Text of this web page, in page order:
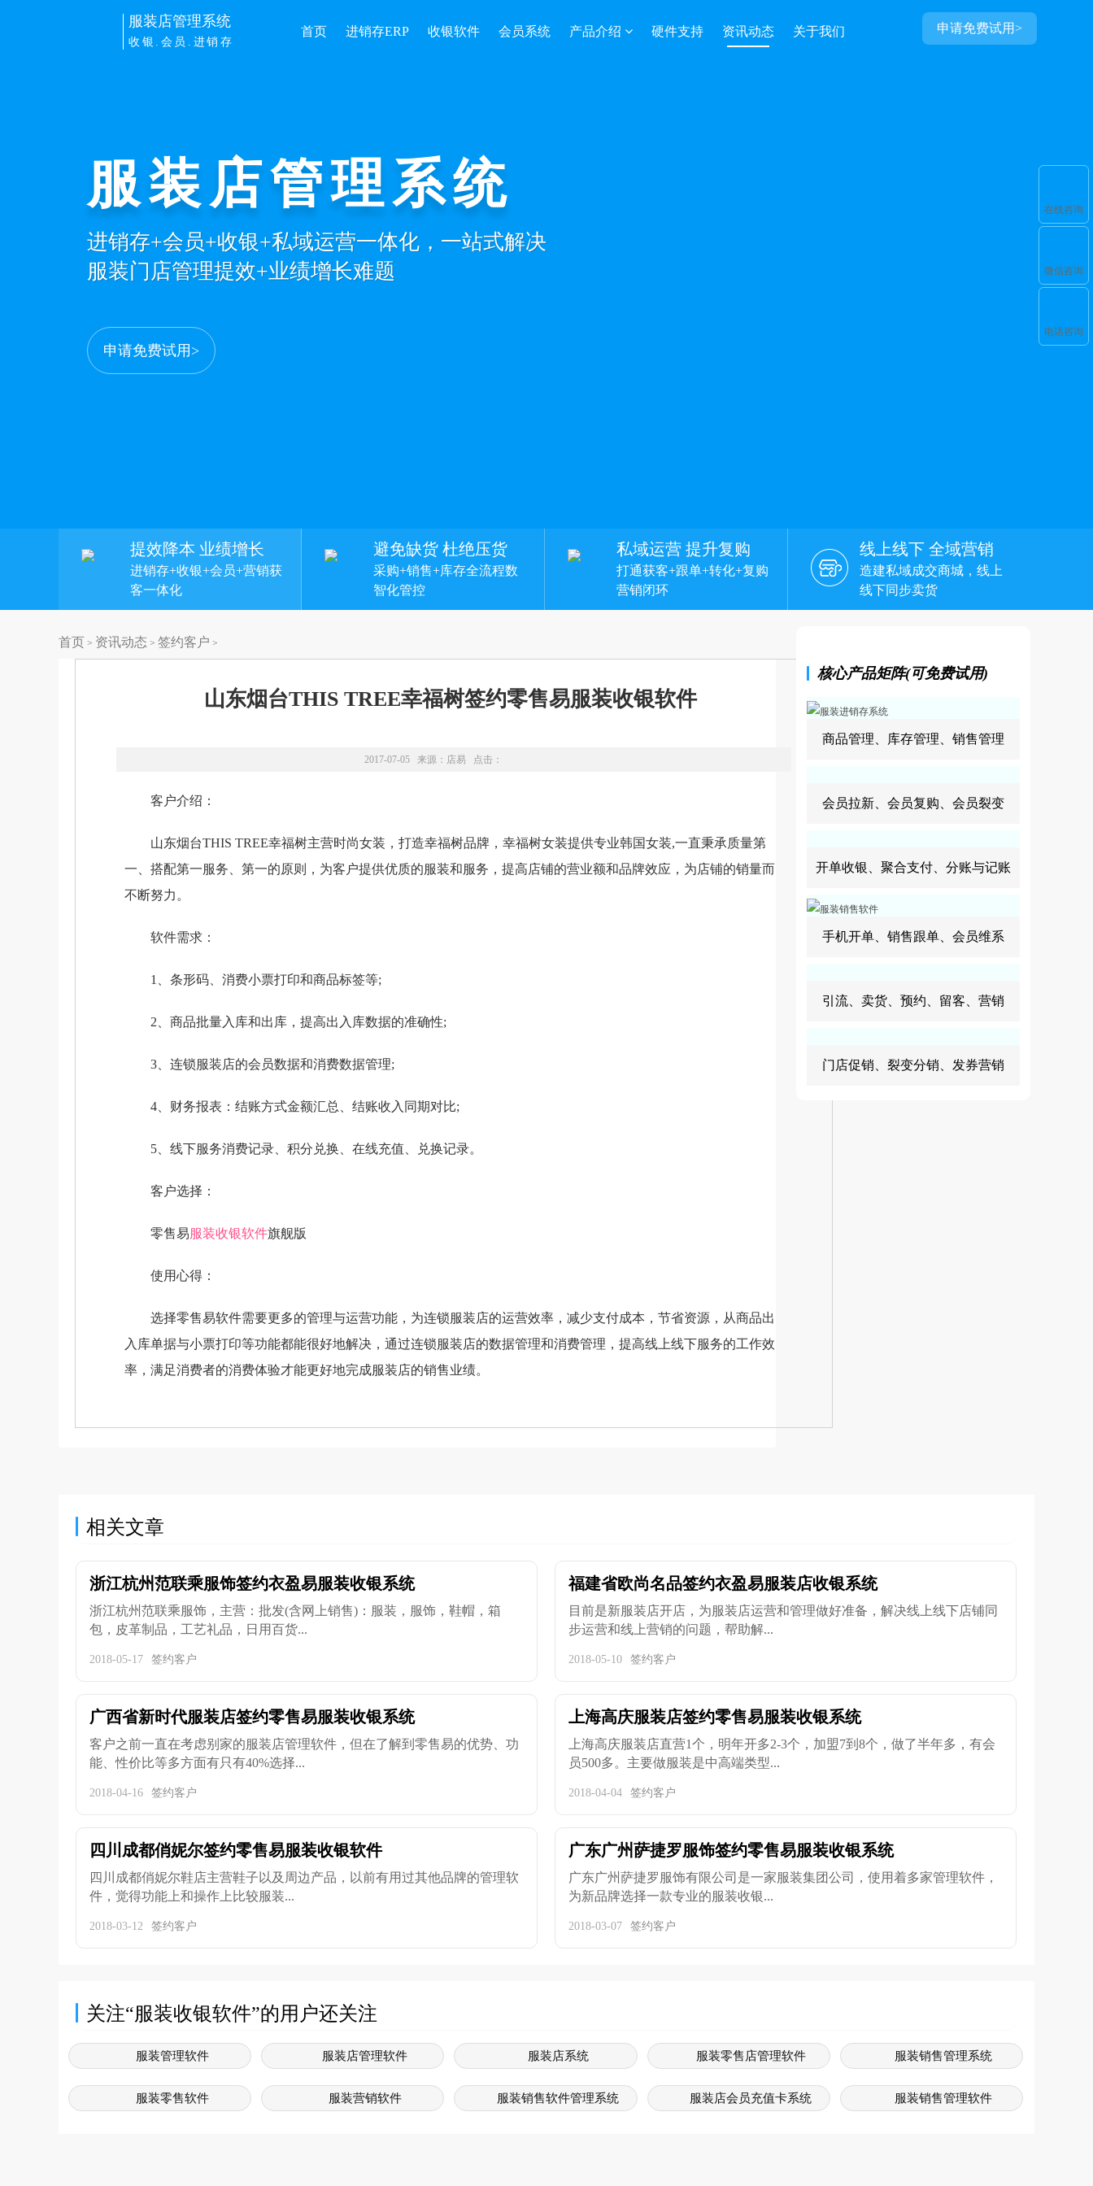
申请免费试用>
服装店管理系统
收银.会员.进销存
首页 进销存ERP 收银软件 会员系统 产品介绍 硬件支持 资讯动态 关于我们
服装店管理系统
进销存+会员+收银+私域运营一体化，一站式解决
服装门店管理提效+业绩增长难题
申请免费试用>
提效降本 业绩增长
进销存+收银+会员+营销获
客一体化
避免缺货 杜绝压货
采购+销售+库存全流程数
智化管控
私域运营 提升复购
打通获客+跟单+转化+复购
营销闭环
线上线下 全域营销
造建私域成交商城，线上
线下同步卖货
首页 > 资讯动态 > 签约客户 >
山东烟台THIS TREE幸福树签约零售易服装收银软件
2017-07-05 来源： 店易 点击：
客户介绍：
山东烟台THIS TREE幸福树主营时尚女装，打造幸福树品牌，幸福树女装提供专业韩国女装,一直秉承质量第
一、搭配第一服务、第一的原则，为客户提供优质的服装和服务，提高店铺的营业额和品牌效应，为店铺的销量而
不断努力。
软件需求：
1、条形码、消费小票打印和商品标签等;
2、商品批量入库和出库，提高出入库数据的准确性;
3、连锁服装店的会员数据和消费数据管理;
4、财务报表：结账方式金额汇总、结账收入同期对比;
5、线下服务消费记录、积分兑换、在线充值、兑换记录。
客户选择：
零售易服装收银软件旗舰版
使用心得：
选择零售易软件需要更多的管理与运营功能，为连锁服装店的运营效率，减少支付成本，节省资源，从商品出
入库单据与小票打印等功能都能很好地解决，通过连锁服装店的数据管理和消费管理，提高线上线下服务的工作效
率，满足消费者的消费体验才能更好地完成服装店的销售业绩。
核心产品矩阵(可免费试用)
商品管理、库存管理、销售管理
会员拉新、会员复购、会员裂变
开单收银、聚合支付、分账与记账
手机开单、销售跟单、会员维系
引流、卖货、预约、留客、营销
门店促销、裂变分销、发券营销
相关文章
浙江杭州范联乘服饰签约衣盈易服装收银系统
浙江杭州范联乘服饰，主营：批发(含网上销售)：服装，服饰，鞋帽，箱
包，皮革制品，工艺礼品，日用百货...
2018-05-17 签约客户
福建省欧尚名品签约衣盈易服装店收银系统
目前是新服装店开店，为服装店运营和管理做好准备，解决线上线下店铺同
步运营和线上营销的问题，帮助解...
2018-05-10 签约客户
广西省新时代服装店签约零售易服装收银系统
客户之前一直在考虑别家的服装店管理软件，但在了解到零售易的优势、功
能、性价比等多方面有只有40%选择...
2018-04-16 签约客户
上海高庆服装店签约零售易服装收银系统
上海高庆服装店直营1个，明年开多2-3个，加盟7到8个，做了半年多，有会
员500多。主要做服装是中高端类型...
2018-04-04 签约客户
四川成都俏妮尔签约零售易服装收银软件
四川成都俏妮尔鞋店主营鞋子以及周边产品，以前有用过其他品牌的管理软
件，觉得功能上和操作上比较服装...
2018-03-12 签约客户
广东广州萨捷罗服饰签约零售易服装收银系统
广东广州萨捷罗服饰有限公司是一家服装集团公司，使用着多家管理软件，
为新品牌选择一款专业的服装收银...
2018-03-07 签约客户
关注“服装收银软件”的用户还关注
服装管理软件 服装店管理软件 服装店系统 服装零售店管理软件 服装销售管理系统
服装零售软件 服装营销软件 服装销售软件管理系统 服装店会员充值卡系统 服装销售管理软件
在线咨询
微信咨询
电话咨询